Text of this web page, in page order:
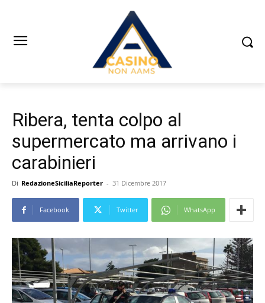
Ribera, tenta colpo al
supermercato ma arrivano i
carabinieri
Di RedazioneSiciliaReporter - 31 Dicembre 2017
Facebook Twitter WhatsApp